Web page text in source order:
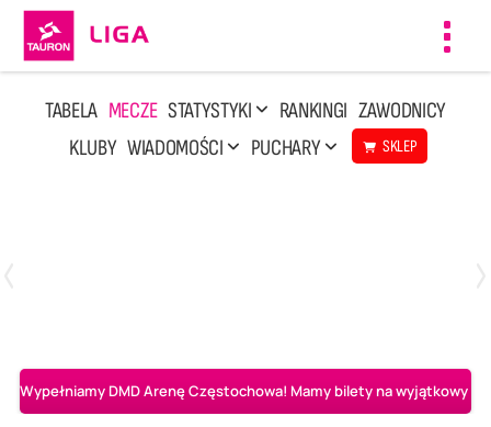
TABELA MECZE STATYSTYKI RANKINGI ZAWODNICY
KLUBY WIADOMOŚCI PUCHARY SKLEP
Wypełniamy DMD Arenę Częstochowa! Mamy bilety na wyjątkowy